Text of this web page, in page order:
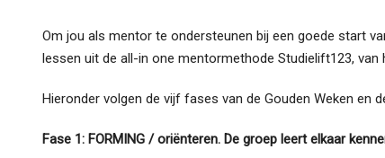
Om jou als mentor te ondersteunen bij een goede start
lessen uit de all-in one mentormethode Studielift123,
Hieronder volgen de vijf fases van de Gouden Weken en
Fase 1: FORMING / oriënteren. De groep leert elkaar